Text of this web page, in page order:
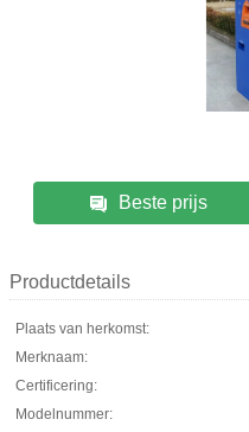
Beste prijs
Productdetails
Plaats van herkomst:
Merknaam:
Certificering:
Modelnummer: